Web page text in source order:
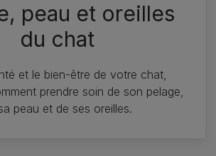
peau et oreilles
du chat
et le bien-être de votre chat,
prendre soin de son pelage,
peau et de ses oreilles.